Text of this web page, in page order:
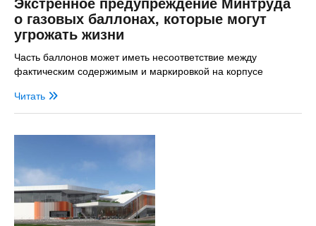
о газовых баллонах, которые могут
угрожать жизни
Часть баллонов может иметь несоответствие между
фактическим содержимым и маркировкой на корпусе
Читать